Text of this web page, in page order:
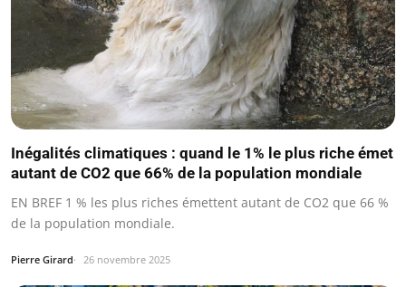
Inégalités climatiques : quand le 1% le plus riche émet
autant de CO2 que 66% de la population mondiale
EN BREF 1 % les plus riches émettent autant de CO2 que 66 %
de la population mondiale.
Pierre Girard 26 novembre 2025